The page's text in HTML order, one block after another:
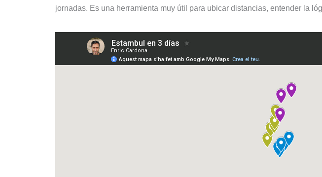
jornadas. Es una herramienta muy útil para ubicar distancias, entender la